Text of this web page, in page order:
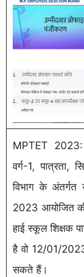
MPTET 2023:
वर्ग-1, पात्रता,
विभाग के अंतर्गत
2023 आयोजित
हाई स्कूल शिक्षक
है वो 12/01/
सकते हैं।